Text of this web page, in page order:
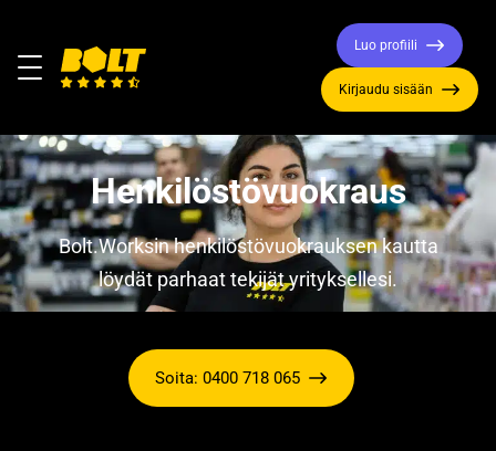
Valikko
etusivulle
Luo profiili
Kirjaudu sisään
Henkilöstövuokraus
Bolt.Worksin henkilöstövuokrauksen kautta
löydät parhaat tekijät yrityksellesi.
Soita: 0400 718 065